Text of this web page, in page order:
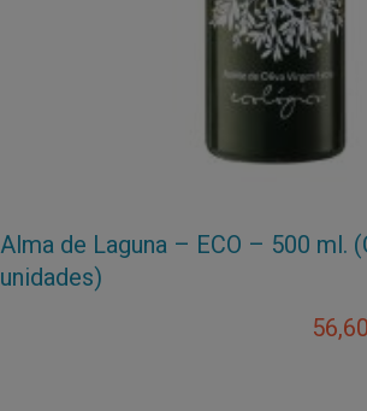
Alma de Laguna – ECO – 500 ml.
unidades)
56,60